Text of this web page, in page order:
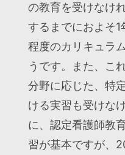
の教育を受けなけ
するまでにおよそ
程度のカリキュラ
うです。また、こ
分野に応じた、特
ける実習も受けな
に、認定看護師教
習が基本ですが、